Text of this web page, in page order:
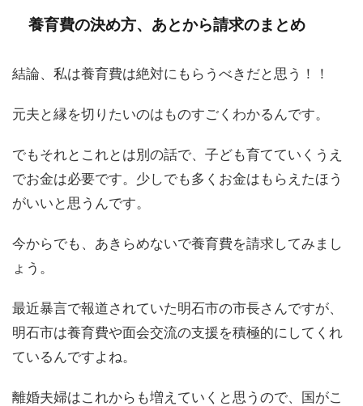
養育費の決め方、あとから請求のまとめ
結論、私は養育費は絶対にもらうべきだと思う！！
元夫と縁を切りたいのはものすごくわかるんです。
でもそれとこれとは別の話で、子ども育てていくうえ
でお金は必要です。少しでも多くお金はもらえたほう
がいいと思うんです。
今からでも、あきらめないで養育費を請求してみまし
ょう。
最近暴言で報道されていた明石市の市長さんですが、
明石市は養育費や面会交流の支援を積極的にしてくれ
ているんですよね。
離婚夫婦はこれからも増えていくと思うので、国がこ